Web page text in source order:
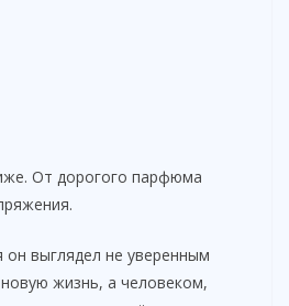
От дорогого парфюма
он выглядел не уверенным
жизнь, а человеком,